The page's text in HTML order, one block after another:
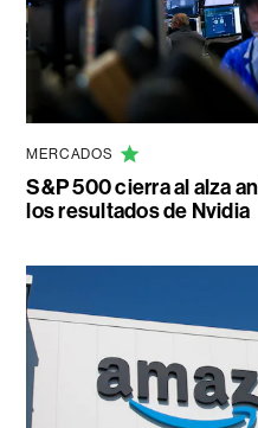
MERCADOS
S&P 500 cierra al alza
los resultados de Nvidia